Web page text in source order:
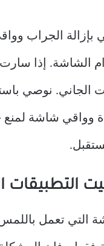
بإزالة الجراب
الشاشة. إذا
الجاني. نوصي
وواقي شاشة
التي تعمل